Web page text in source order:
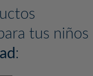
a los tuyos cómo
tus niños
: